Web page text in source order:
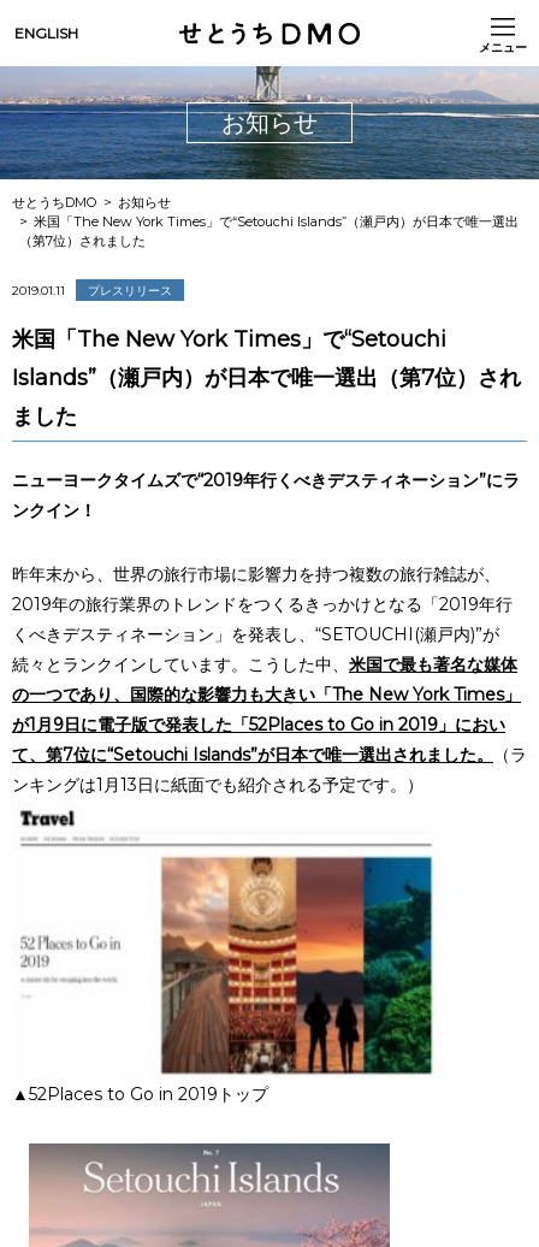
ENGLISH
メニュー
お知らせ
せとうちDMO
お知らせ
米国「The New York Times」で“Setouchi Islands”（瀬戸内）が日本で唯一選出
（第7位）されました
2019.01.11 プレスリリース
米国「The New York Times」で“Setouchi
Islands”（瀬戸内）が日本で唯一選出（第7位）され
ました
ニューヨークタイムズで“2019年行くべきデスティネーション”にラ
ンクイン！
昨年末から、世界の旅行市場に影響力を持つ複数の旅行雑誌が、
2019年の旅行業界のトレンドをつくるきっかけとなる「2019年行
くべきデスティネーション」を発表し、“SETOUCHI(瀬戸内)”が
続々とランクインしています。こうした中、 米国で最も著名な媒体
の一つであり、 国際的な影響力も大きい 「The New York Times」
が1月9日に電子版で発表した「52Places to Go in 2019」におい
て、第7位に“Setouchi Islands”が日本で唯一選出されました。
（ラ
ンキングは1月13日に紙面でも紹介される予定です。）
▲52Places to Go in 2019トップ